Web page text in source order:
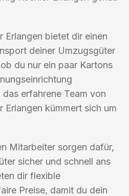
Erlangen bietet dir einen
deiner Umzugsgüter
du nur ein paar Kartons
erfahrene Team von
Erlangen kümmert sich um
Mitarbeiter sorgen dafür,
sicher und schnell ans
dir flexible
Preise, damit du dein